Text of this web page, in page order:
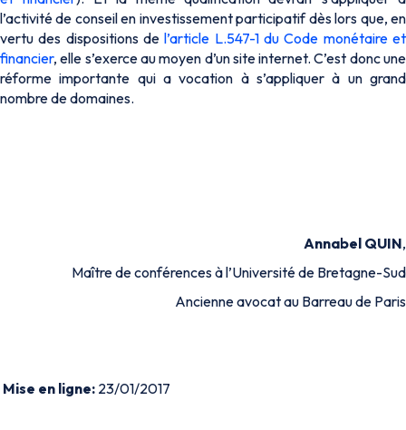
l’activité de conseil en investissement participatif dès lors que, en
vertu des dispositions del’article L.547-1 du Code monétaire et
financier, elle s’exerce au moyen d’un site internet. C’est donc une
réforme importante qui a vocation à s’appliquer à un grand
nombre de domaines.
Annabel QUIN,
Maître de conférences à l’Université de Bretagne-Sud
Ancienne avocat au Barreau de Paris
Mise en ligne: 23/01/2017